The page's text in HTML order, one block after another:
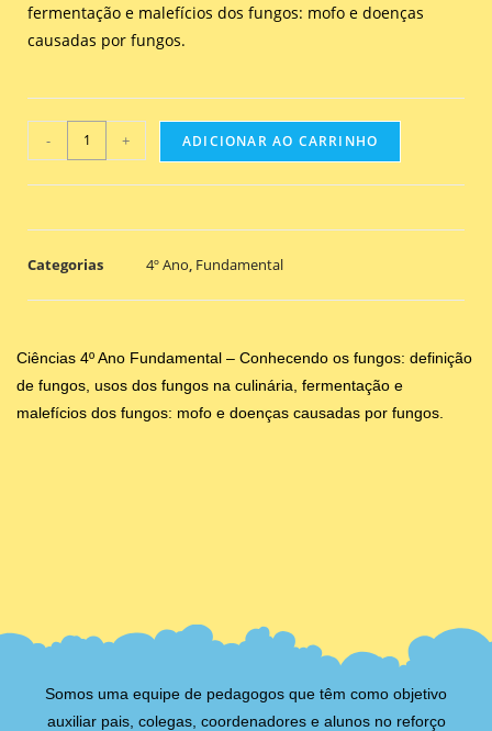
fermentação e malefícios dos fungos: mofo e doenças
causadas por fungos.
- + ADICIONAR AO CARRINHO
Categorias 4º Ano Fundamental
Ciências 4º Ano Fundamental – Conhecendo os fungos: definição
de fungos, usos dos fungos na culinária, fermentação e
malefícios dos fungos: mofo e doenças causadas por fungos.
Somos uma equipe de pedagogos que têm como objetivo
auxiliar pais, colegas, coordenadores e alunos no reforço